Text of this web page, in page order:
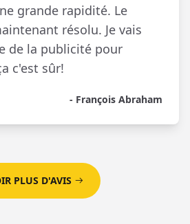
grande rapidité. Le
résolu. Je vais
de la publicité pour
c'est sûr!
- François Abraham
PLUS D'AVIS